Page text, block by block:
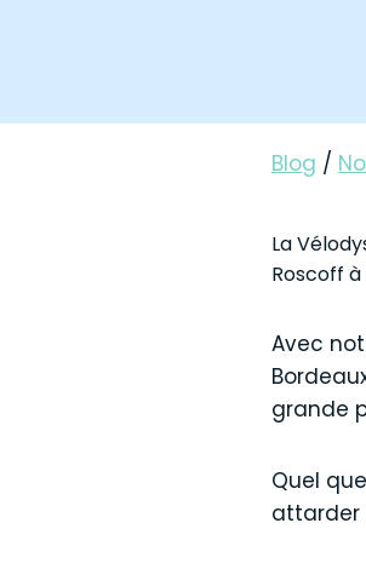
Blog /
La
Roscoff
Avec
grande
Quel
attarder